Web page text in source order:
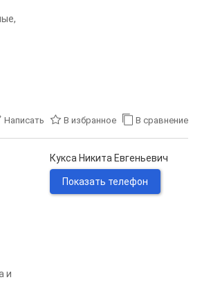
Написать В избранное В сравнение
и
Кукса Никита Евгеньевич
Показать телефон